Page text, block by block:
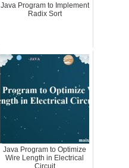
Java Program to Implement
Radix Sort
Java Program to Optimize
Wire Length in Electrical
Circuit